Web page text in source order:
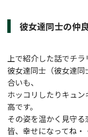
彼女達同士の仲
上で紹介した話でチラ
彼女達同士（彼女達
合いも、
ホッコリしたりキュ
高です。
その姿を温かく見守る
皆、幸せになってね・